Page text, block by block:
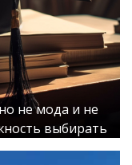
не мода и не
выбирать